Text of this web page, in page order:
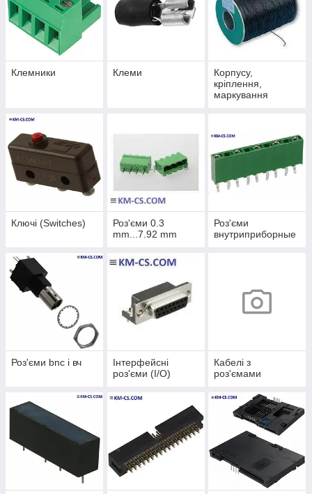
Клемники Клеми
Корпусу,
кріплення,
маркування
Ключі (Switches)
Роз'єми 0.3
mm...7.92 mm
Роз'єми
внутриприборные
Роз'єми bnc і вч
Інтерфейсні
роз'єми (I/O)
Кабелі з
роз'ємами